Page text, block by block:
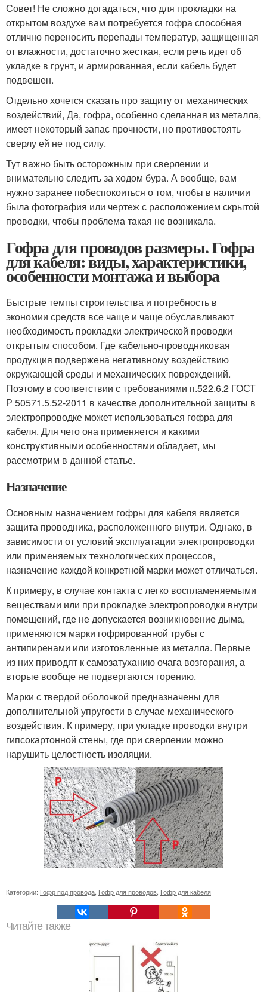
Совет! Не сложно догадаться, что для прокладки на
открытом воздухе вам потребуется гофра способная
отлично переносить перепады температур, защищенная
от влажности, достаточно жесткая, если речь идет об
укладке в грунт, и армированная, если кабель будет
подвешен.
Отдельно хочется сказать про защиту от механических
воздействий, Да, гофра, особенно сделанная из металла,
имеет некоторый запас прочности, но противостоять
сверлу ей не под силу.
Тут важно быть осторожным при сверлении и
внимательно следить за ходом бура. А вообще, вам
нужно заранее побеспокоиться о том, чтобы в наличии
была фотография или чертеж с расположением скрытой
проводки, чтобы проблема такая не возникала.
Гофра для проводов размеры. Гофра
для кабеля: виды, характеристики,
особенности монтажа и выбора
Быстрые темпы строительства и потребность в
экономии средств все чаще и чаще обуславливают
необходимость прокладки электрической проводки
открытым способом. Где кабельно-проводниковая
продукция подвержена негативному воздействию
окружающей среды и механических повреждений.
Поэтому в соответствии с требованиями п.522.6.2 ГОСТ
Р 50571.5.52-2011 в качестве дополнительной защиты в
электропроводке может использоваться гофра для
кабеля. Для чего она применяется и какими
конструктивными особенностями обладает, мы
рассмотрим в данной статье.
Назначение
Основным назначением гофры для кабеля является
защита проводника, расположенного внутри. Однако, в
зависимости от условий эксплуатации электропроводки
или применяемых технологических процессов,
назначение каждой конкретной марки может отличаться.
К примеру, в случае контакта с легко воспламеняемыми
веществами или при прокладке электропроводки внутри
помещений, где не допускается возникновение дыма,
применяются марки гофрированной трубы с
антипиренами или изготовленные из металла. Первые
из них приводят к самозатуханию очага возгорания, а
вторые вообще не подвергаются горению.
Марки с твердой оболочкой предназначены для
дополнительной упругости в случае механического
воздействия. К примеру, при укладке проводки внутри
гипсокартонной стены, где при сверлении можно
нарушить целостность изоляции.
Категории: Гофр под провода Гофр для проводов Гофр для кабеля
Читайте также